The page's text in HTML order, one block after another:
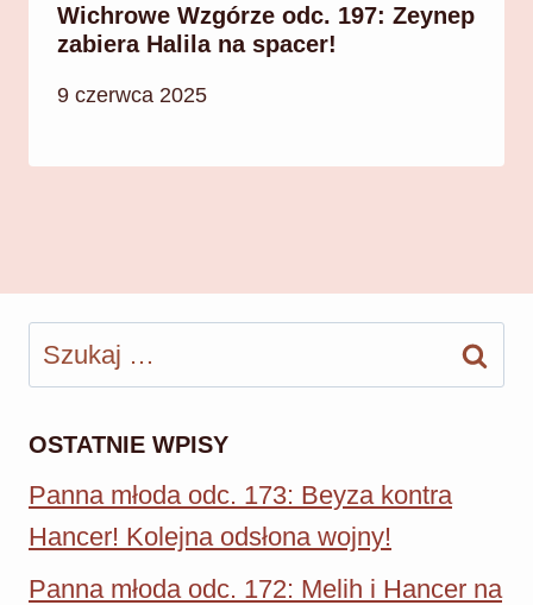
Wichrowe Wzgórze odc. 197: Zeynep
zabiera Halila na spacer!
9 czerwca 2025
Szukaj:
OSTATNIE WPISY
Panna młoda odc. 173: Beyza kontra
Hancer! Kolejna odsłona wojny!
Panna młoda odc. 172: Melih i Hancer na